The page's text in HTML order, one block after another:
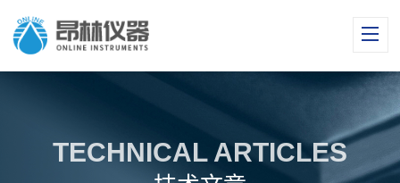
TECHNICAL ARTICLES